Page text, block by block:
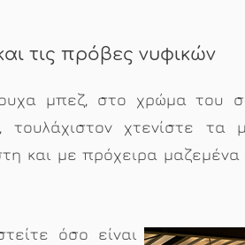
τις πρόβες νυφικών
μπεζ, στο χρώμα του
τουλάχιστον χτενίστε
και με πρόχειρα μαζεμένα
όσο είναι